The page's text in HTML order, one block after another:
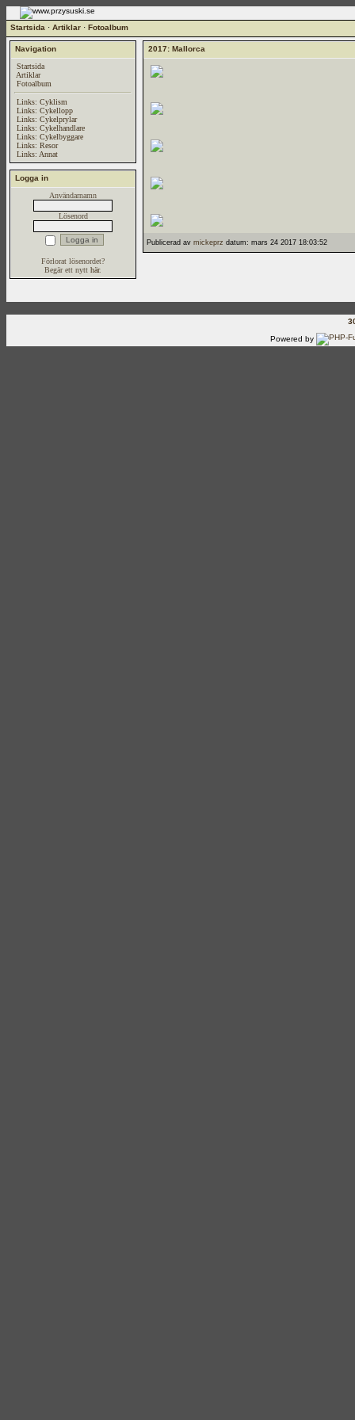
Startsida · Artiklar · Fotoalbum
Navigation
Startsida
Artiklar
Fotoalbum
Links: Cyklism
Links: Cykellopp
Links: Cykelprylar
Links: Cykelhandlare
Links: Cykelbyggare
Links: Resor
Links: Annat
Logga in
Användarnamn
Lösenord
Förlorat lösenordet?
Begär ett nytt här.
2017: Mallorca
Publicerad av mickeprz datum: mars 24 2017 18:03:52
Powered by